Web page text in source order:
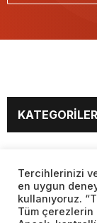
KATEGORİLER
EĞİTİM
YAŞAM
MAGAZİN
SAYFALAR
BURÇLAR
Tercihlerinizi
en uygun
kullanıyoruz.
Tüm çerezlerin